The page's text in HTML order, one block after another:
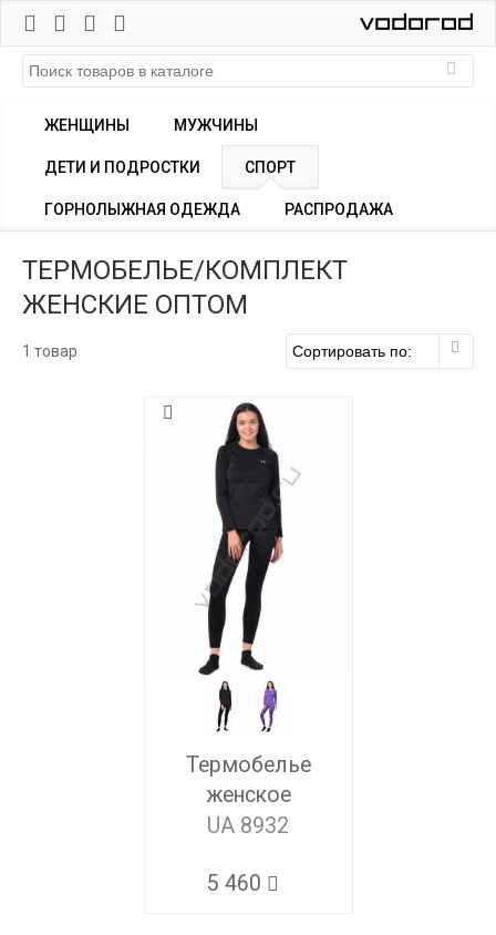
ЖЕНЩИНЫ МУЖЧИНЫ
ДЕТИ И ПОДРОСТКИ СПОРТ
ГОРНОЛЫЖНАЯ ОДЕЖДА РАСПРОДАЖА
ТЕРМОБЕЛЬЕ/КОМПЛЕКТ
ЖЕНСКИЕ ОПТОМ
1 товар
Термобелье
женское
UA 8932
5 460